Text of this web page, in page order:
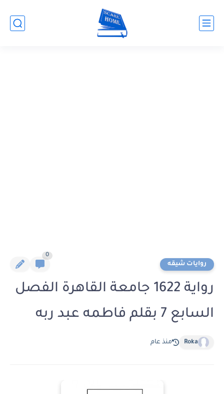
روايات شيقه
0
رواية 1622 جامعة القاهرة الفصل
السابع 7 بقلم فاطمه عبد ربه
Roka منذ عام